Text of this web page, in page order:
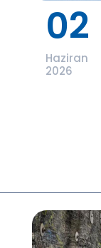
02
Haziran
2026